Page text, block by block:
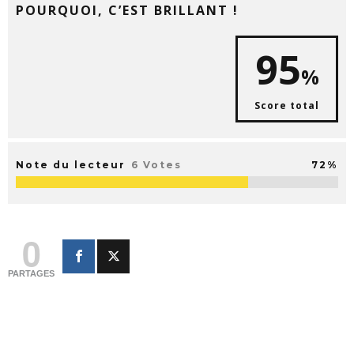
POURQUOI, C’EST BRILLANT !
95%
Score total
Note du lecteur 6 Votes 72%
0
PARTAGES